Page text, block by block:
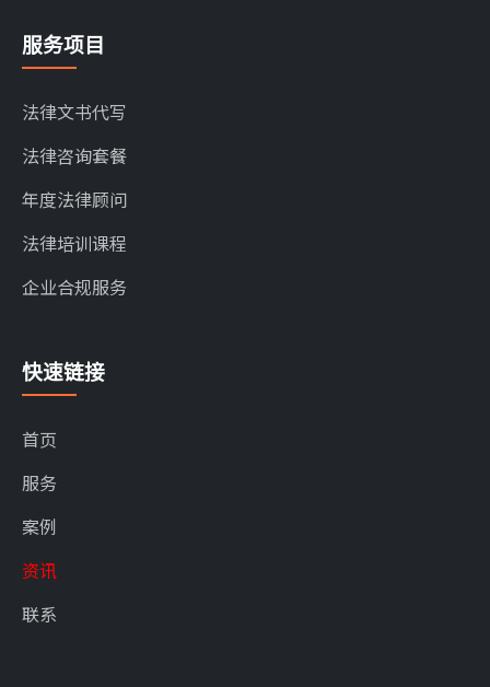
服务项目
法律文书代写
法律咨询套餐
年度法律顾问
法律培训课程
企业合规服务
快速链接
首页
服务
案例
资讯
联系